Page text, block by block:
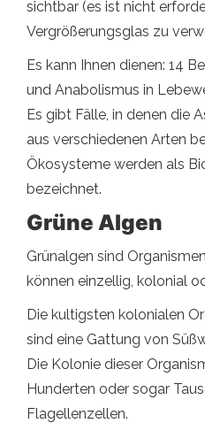
sichtbar (es ist nicht
Vergrößerungsglas zu
Es kann Ihnen dienen: 14
und Anabolismus in
Es gibt Fälle, in denen die
aus verschiedenen Arten
Ökosysteme werden als
bezeichnet.
Grüne Algen
Grünalgen sind
können einzellig, kolonial
Die kultigsten kolonialen
sind eine Gattung von
Die Kolonie dieser
Hunderten oder sogar
Flagellenzellen.